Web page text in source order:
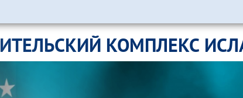
КОМПЛЕКС